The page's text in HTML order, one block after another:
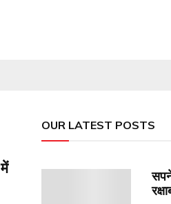
OUR LATEST POSTS